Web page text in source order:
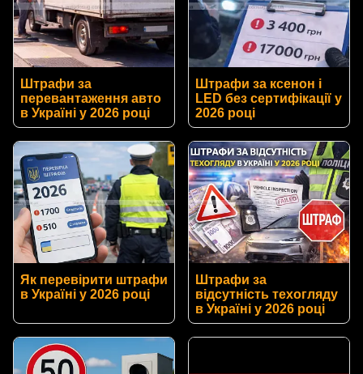
Штрафи за
перевантаження авто
в Україні у 2026 році
Штрафи за ксенон і
LED без сертифікації у
2026 році
Як перевірити штрафи
в Україні у 2026 році
Штрафи за
відсутність техогляду
в Україні у 2026 році